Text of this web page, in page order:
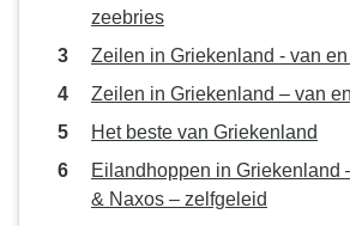
zeebries
Zeilen in Griekenland - van
Zeilen in Griekenland – van
Het beste van Griekenland
Eilandhoppen in Griekenland
& Naxos – zelfgeleid